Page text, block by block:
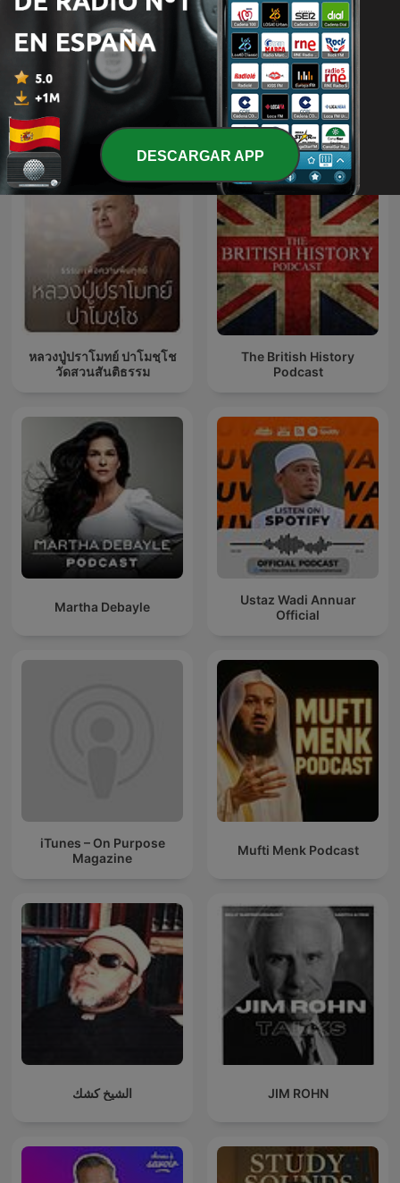
Inglés Básico Inglés desde cero
Más podcasts internacionales de
Educación
หลวงปู่ปราโมทย์ ปาโมชฺโช
วัดสวนสันติธรรม
The British History
Podcast
Martha Debayle
Ustaz Wadi Annuar
Official
iTunes – On Purpose
Magazine
Mufti Menk Podcast
الشيخ كشك JIM ROHN
DESCARGAR APP